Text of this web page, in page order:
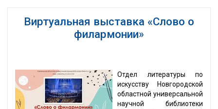
Виртуальная выставка «Слово о
филармонии»
Отдел литературы по
искусству Новгородской
областной универсальной
научной библиотеки